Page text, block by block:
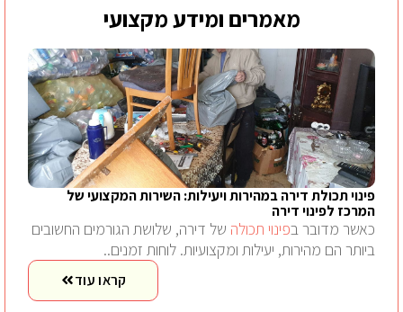
מאמרים ומידע מקצועי
פינוי תכולת דירה במהירות ויעילות: השירות המקצועי של
המרכז לפינוי דירה
כאשר מדובר בפינוי תכולה של דירה, שלושת הגורמים החשובים
ביותר הם מהירות, יעילות ומקצועיות. לוחות זמנים..
קראו עוד